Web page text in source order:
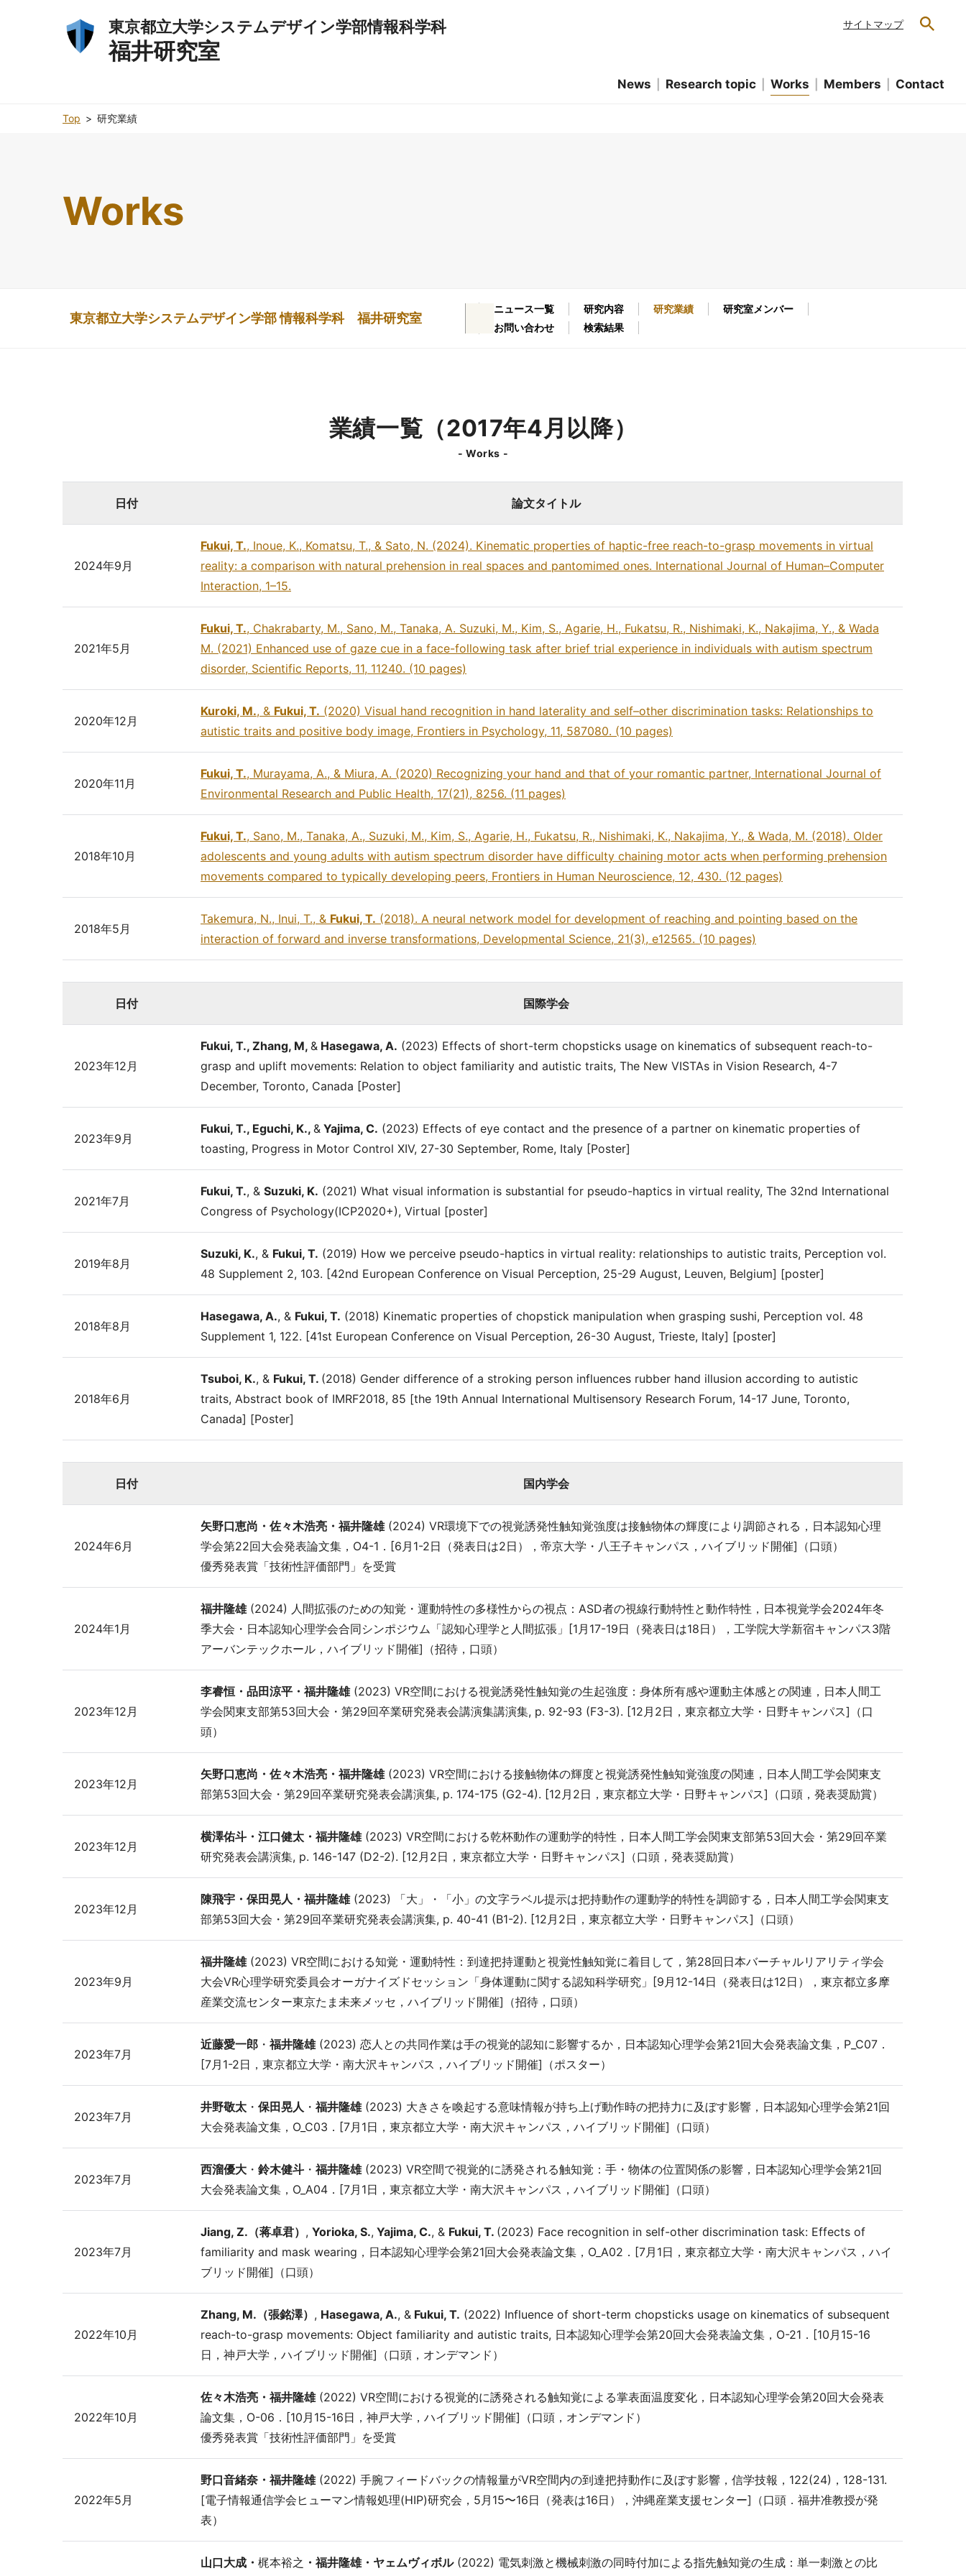
Top 研究業績
Works
東京都立大学システムデザイン学部 情報科学科 福井研究室
ニュース一覧 研究内容 研究業績
研究室メンバー
お問い合わせ
検索結果
業績一覧（2017年4月以降）
- Works -
日付 論文タイトル
2024年9月
Fukui, T., Inoue, K., Komatsu, T., & Sato, N. (2024). Kinematic properties of haptic-free reach-to-grasp movements in virtual
reality: a comparison with natural prehension in real spaces and pantomimed ones. International Journal of Human–Computer
Interaction, 1–15.
2021年5月
Fukui, T., Chakrabarty, M., Sano, M., Tanaka, A. Suzuki, M., Kim, S., Agarie, H., Fukatsu, R., Nishimaki, K., Nakajima, Y., & Wada
M. (2021) Enhanced use of gaze cue in a face-following task after brief trial experience in individuals with autism spectrum
disorder, Scientific Reports, 11, 11240. (10 pages)
2020年12月
Kuroki, M., & Fukui, T. (2020) Visual hand recognition in hand laterality and self–other discrimination tasks: Relationships to
autistic traits and positive body image, Frontiers in Psychology, 11, 587080. (10 pages)
2020年11月
Fukui, T., Murayama, A., & Miura, A. (2020) Recognizing your hand and that of your romantic partner, International Journal of
Environmental Research and Public Health, 17(21), 8256. (11 pages)
2018年10月
Fukui, T., Sano, M., Tanaka, A., Suzuki, M., Kim, S., Agarie, H., Fukatsu, R., Nishimaki, K., Nakajima, Y., & Wada, M. (2018). Older
adolescents and young adults with autism spectrum disorder have difficulty chaining motor acts when performing prehension
movements compared to typically developing peers, Frontiers in Human Neuroscience, 12, 430. (12 pages)
2018年5月
Takemura, N., Inui, T., & Fukui, T. (2018). A neural network model for development of reaching and pointing based on the
interaction of forward and inverse transformations, Developmental Science, 21(3), e12565. (10 pages)
日付 国際学会
2023年12月
Fukui, T., Zhang, M, & Hasegawa, A. (2023) Effects of short-term chopsticks usage on kinematics of subsequent reach-to-
grasp and uplift movements: Relation to object familiarity and autistic traits, The New VISTAs in Vision Research, 4-7
December, Toronto, Canada [Poster]
2023年9月
Fukui, T., Eguchi, K., & Yajima, C. (2023) Effects of eye contact and the presence of a partner on kinematic properties of
toasting, Progress in Motor Control XIV, 27-30 September, Rome, Italy [Poster]
2021年7月
Fukui, T., & Suzuki, K. (2021) What visual information is substantial for pseudo-haptics in virtual reality, The 32nd International
Congress of Psychology(ICP2020+), Virtual [poster]
2019年8月
Suzuki, K., & Fukui, T. (2019) How we perceive pseudo-haptics in virtual reality: relationships to autistic traits, Perception vol.
48 Supplement 2, 103. [42nd European Conference on Visual Perception, 25-29 August, Leuven, Belgium] [poster]
2018年8月
Hasegawa, A., & Fukui, T. (2018) Kinematic properties of chopstick manipulation when grasping sushi, Perception vol. 48
Supplement 1, 122. [41st European Conference on Visual Perception, 26-30 August, Trieste, Italy] [poster]
2018年6月
Tsuboi, K., & Fukui, T. (2018) Gender difference of a stroking person influences rubber hand illusion according to autistic
traits, Abstract book of IMRF2018, 85 [the 19th Annual International Multisensory Research Forum, 14-17 June, Toronto,
Canada] [Poster]
日付 国内学会
2024年6月
矢野口恵尚・佐々木浩亮・福井隆雄(2024) VR環境下での視覚誘発性触知覚強度は接触物体の輝度により調節される，日本認知心理
学会第22回大会発表論文集，O4-1．[6月1-2日（発表日は2日），帝京大学・八王子キャンパス，ハイブリッド開催]（口頭）
優秀発表賞「技術性評価部門」を受賞
2024年1月
福井隆雄(2024) 人間拡張のための知覚・運動特性の多様性からの視点：ASD者の視線行動特性と動作特性，日本視覚学会2024年冬
季大会・日本認知心理学会合同シンポジウム「認知心理学と人間拡張」[1月17-19日（発表日は18日），工学院大学新宿キャンパス3階
アーバンテックホール，ハイブリッド開催]（招待，口頭）
2023年12月
李睿恒・品田涼平・福井隆雄(2023) VR空間における視覚誘発性触知覚の生起強度：身体所有感や運動主体感との関連，日本人間工
学会関東支部第53回大会・第29回卒業研究発表会講演集講演集, p. 92-93 (F3-3). [12月2日，東京都立大学・日野キャンパス]（口
頭）
2023年12月
矢野口恵尚・佐々木浩亮・福井隆雄(2023) VR空間における接触物体の輝度と視覚誘発性触知覚強度の関連，日本人間工学会関東支
部第53回大会・第29回卒業研究発表会講演集, p. 174-175 (G2-4). [12月2日，東京都立大学・日野キャンパス]（口頭，発表奨励賞）
2023年12月
横澤佑斗・江口健太・福井隆雄(2023) VR空間における乾杯動作の運動学的特性，日本人間工学会関東支部第53回大会・第29回卒業
研究発表会講演集, p. 146-147 (D2-2). [12月2日，東京都立大学・日野キャンパス]（口頭，発表奨励賞）
2023年12月
陳飛宇・保田晃人・福井隆雄(2023) 「大」・「小」の文字ラベル提示は把持動作の運動学的特性を調節する，日本人間工学会関東支
部第53回大会・第29回卒業研究発表会講演集, p. 40-41 (B1-2). [12月2日，東京都立大学・日野キャンパス]（口頭）
2023年9月
福井隆雄(2023) VR空間における知覚・運動特性：到達把持運動と視覚性触知覚に着目して，第28回日本バーチャルリアリティ学会
大会VR心理学研究委員会オーガナイズドセッション「身体運動に関する認知科学研究」[9月12-14日（発表日は12日），東京都立多摩
産業交流センター東京たま未来メッセ，ハイブリッド開催]（招待，口頭）
2023年7月
近藤愛一郎 ・ 福井隆雄(2023) 恋人との共同作業は手の視覚的認知に影響するか，日本認知心理学会第21回大会発表論文集，P_C07．
[7月1-2日，東京都立大学・南大沢キャンパス，ハイブリッド開催]（ポスター）
2023年7月
井野敬太 ・ 保田晃人 ・ 福井隆雄(2023) 大きさを喚起する意味情報が持ち上げ動作時の把持力に及ぼす影響，日本認知心理学会第21回
大会発表論文集，O_C03．[7月1日，東京都立大学・南大沢キャンパス，ハイブリッド開催]（口頭）
2023年7月
西溜優大 ・ 鈴木健斗 ・ 福井隆雄(2023) VR空間で視覚的に誘発される触知覚：手・物体の位置関係の影響，日本認知心理学会第21回
大会発表論文集，O_A04．[7月1日，東京都立大学・南大沢キャンパス，ハイブリッド開催]（口頭）
2023年7月
Jiang, Z.（蒋卓君） , Yorioka, S., Yajima, C., & Fukui, T. (2023) Face recognition in self-other discrimination task: Effects of
familiarity and mask wearing，日本認知心理学会第21回大会発表論文集，O_A02．[7月1日，東京都立大学・南大沢キャンパス，ハイ
ブリッド開催]（口頭）
2022年10月
Zhang, M.（張銘澤） , Hasegawa, A., & Fukui, T. (2022) Influence of short-term chopsticks usage on kinematics of subsequent
reach-to-grasp movements: Object familiarity and autistic traits, 日本認知心理学会第20回大会発表論文集，O-21．[10月15-16
日，神戸大学，ハイブリッド開催]（口頭，オンデマンド）
2022年10月
佐々木浩亮・福井隆雄(2022) VR空間における視覚的に誘発される触知覚による掌表面温度変化，日本認知心理学会第20回大会発表
論文集，O-06．[10月15-16日，神戸大学，ハイブリッド開催]（口頭，オンデマンド）
優秀発表賞「技術性評価部門」を受賞
2022年5月
野口音緒奈・福井隆雄(2022) 手腕フィードバックの情報量がVR空間内の到達把持動作に及ぼす影響，信学技報，122(24)，128-131.
[電子情報通信学会ヒューマン情報処理(HIP)研究会，5月15〜16日（発表は16日），沖縄産業支援センター]（口頭．福井准教授が発
表）
山口大成・ 梶本裕之 ・福井隆雄・ヤェムヴィボル(2022) 電気刺激と機械刺激の同時付加による指先触知覚の生成：単一刺激との比
サイトマップ
News Research topic Works Members Contact
東京都立大学システムデザイン学部情報科学科
福井研究室